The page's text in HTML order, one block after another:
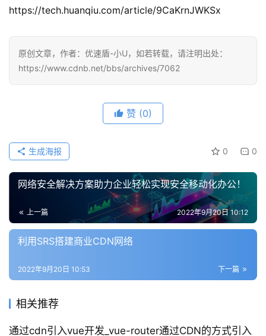
https://tech.huanqiu.com/article/9CaKrnJWKSx
原创文章，作者：优速盾-小U，如若转载，请注明出处：
https://www.cdnb.net/bbs/archives/7062
赞 (0)
0 0
生成海报
网络安全解决方案助力企业轻松实现安全移动化办公！
上一篇 2022年9月20日 10:12
利用SRS搭建商业CDN网络
下一篇
2022年9月20日 10:53
相关推荐
通过cdn引入vue开发_vue-router通过CDN的方式引入